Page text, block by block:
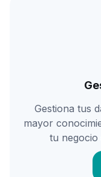
Gestiona tus
mayor
tu negocio